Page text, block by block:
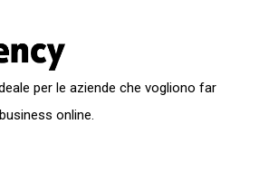
per le aziende che vogliono far
online.